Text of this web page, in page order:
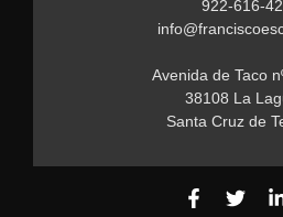
922-616-
Avenida de Taco
38108 La
Santa Cruz de